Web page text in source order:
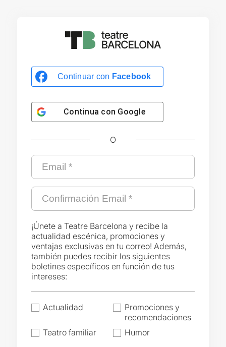
Continuar con Facebook
Continua con Google
O
¡Únete a Teatre Barcelona y recibe la
actualidad escénica, promociones y
ventajas exclusivas en tu correo! Además,
también puedes recibir los siguientes
boletines específicos en función de tus
intereses:
Actualidad
Promociones y
recomendaciones
Teatro familiar
Humor